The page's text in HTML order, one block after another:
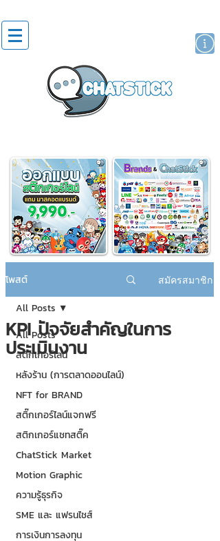
โพสต์ สมัครสมาชิก
All Posts
สติกเกอร์ไลน์
หลังร้าน (การตลาดออนไลน์)
NFT for BRAND
สติ๊กเกอร์ไลน์แจกฟรี
สติกเกอร์แชทสติ๊ค
ChatStick Market
Motion Graphic
ความรู้ธุรกิจ
SME และ แฟรนไชส์
การเงินการลงทุน
All Posts
KPI ปัจจัยสำคัญในการ
ประเมินงาน